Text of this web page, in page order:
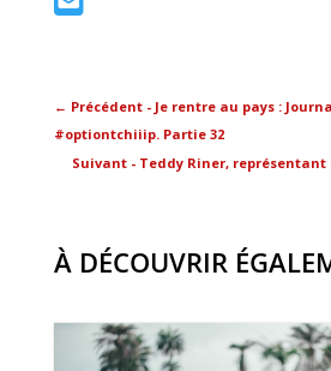
← Précédent - Je rentre au pays :
#optiontchiiip. Partie 32
Suivant - Teddy Riner, représentant
À DÉCOUVRIR